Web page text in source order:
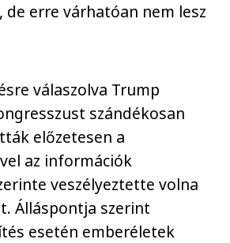
de erre várhatóan nem lesz
válaszolva Trump
szándékosan
előzetesen a
az információk
veszélyeztette volna
Álláspontja szerint
esetén emberéletek